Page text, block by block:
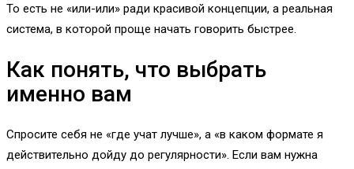
То есть не «или-или» ради красивой концепции, а реальная
система, в которой проще начать говорить быстрее.
Как понять, что выбрать
именно вам
Спросите себя не «где учат лучше», а «в каком формате я
действительно дойду до регулярности». Если вам нужна